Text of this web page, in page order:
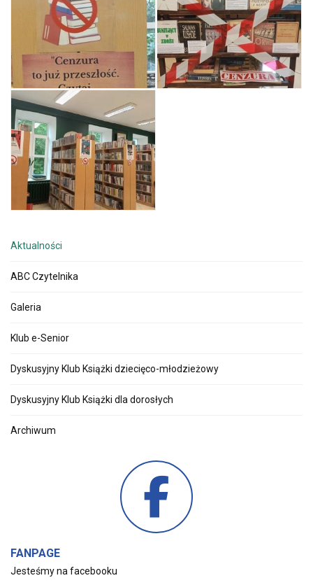
Aktualności
ABC Czytelnika
Galeria
Klub e-Senior
Dyskusyjny Klub Książki dziecięco-młodzieżowy
Dyskusyjny Klub Książki dla dorosłych
Archiwum
FANPAGE
Jesteśmy na facebooku